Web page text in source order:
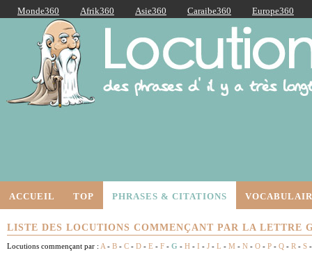
Monde360 Afrik360 Asie360 Caraibe360
Europe360
AmériqueLatine360
Océanie360
Orient360
Locutions Latines
ACCUEIL TOP PHRASES & CITATIONS
LISTE DES LOCUTIONS COMMENÇANT PAR LA LETTRE
Locutions commençant par : A - B - C - D - E - F - G - H - I - J - L - M - N - O - P - Q - R - S